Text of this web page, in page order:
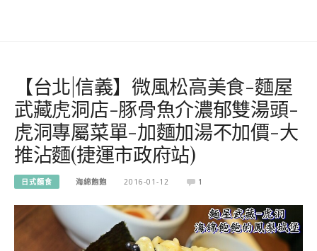
【台北|信義】微風松高美食-麵屋
武藏虎洞店-豚骨魚介濃郁雙湯頭-
虎洞專屬菜單-加麵加湯不加價-大
推沾麵(捷運市政府站)
日式麵食 海綿飽飽 2016-01-12 1